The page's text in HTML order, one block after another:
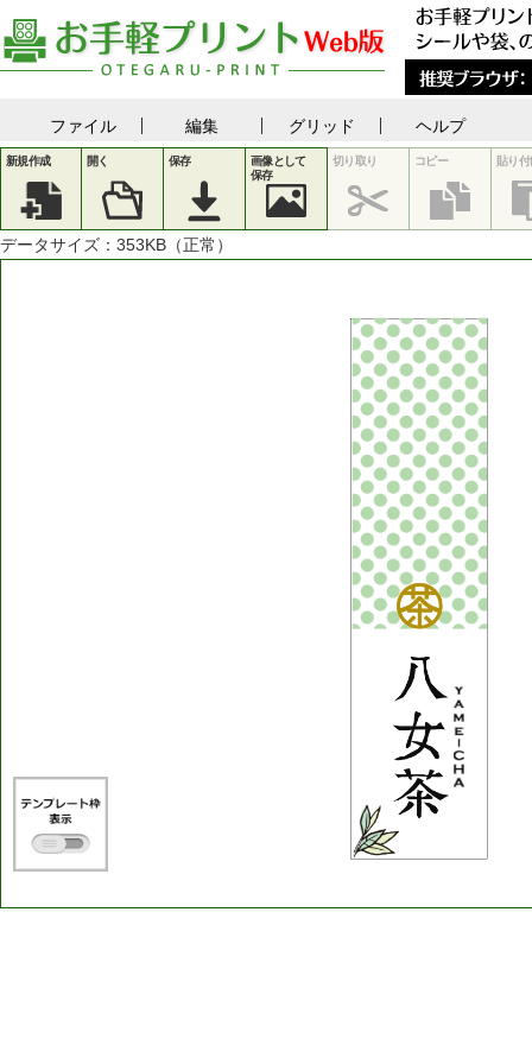
ファイル 編集 グリッド ヘルプ
新規作成 開く 保存
画像として
保存
切り取り コピー 貼り付
データサイズ： 353KB（正常）